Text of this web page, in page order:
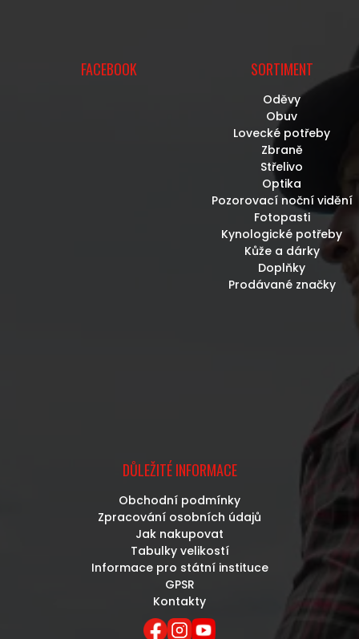
FACEBOOK SORTIMENT
Oděvy
Obuv
Lovecké potřeby
Zbraně
Střelivo
Optika
Pozorovací noční vidění
Fotopasti
Kynologické potřeby
Kůže a dárky
Doplňky
Prodávané značky
DŮLEŽITÉ INFORMACE
Obchodní podmínky
Zpracování osobních údajů
Jak nakupovat
Tabulky velikostí
Informace pro státní instituce
GPSR
Kontakty